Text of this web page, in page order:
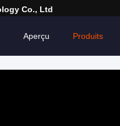
Co., Ltd
Aperçu Produits